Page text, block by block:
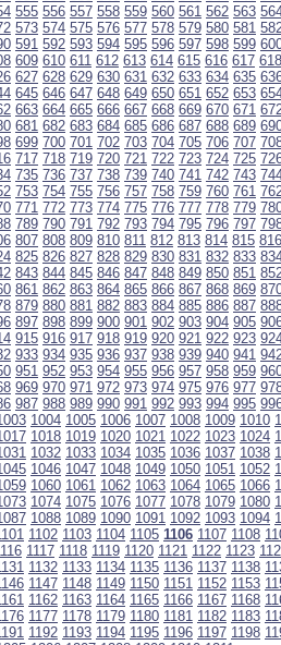
555 556 557 558 559 560 561 562 563
573 574 575 576 577 578 579 580 581
591 592 593 594 595 596 597 598 599
609 610 611 612 613 614 615 616 617 618
627 628 629 630 631 632 633 634 635
645 646 647 648 649 650 651 652 653
663 664 665 666 667 668 669 670 671
681 682 683 684 685 686 687 688 689
699 700 701 702 703 704 705 706 707
717 718 719 720 721 722 723 724 725
735 736 737 738 739 740 741 742 743
753 754 755 756 757 758 759 760 761
771 772 773 774 775 776 777 778 779
789 790 791 792 793 794 795 796 797
807 808 809 810 811 812 813 814 815 816
825 826 827 828 829 830 831 832 833
843 844 845 846 847 848 849 850 851
861 862 863 864 865 866 867 868 869
879 880 881 882 883 884 885 886 887
897 898 899 900 901 902 903 904 905
915 916 917 918 919 920 921 922 923
933 934 935 936 937 938 939 940 941
951 952 953 954 955 956 957 958 959
969 970 971 972 973 974 975 976 977
987 988 989 990 991 992 993 994 995
1004 1005 1006 1007 1008 1009 1010
1018 1019 1020 1021 1022 1023 1024
1032 1033 1034 1035 1036 1037 1038
1046 1047 1048 1049 1050 1051 1052
1060 1061 1062 1063 1064 1065 1066
1074 1075 1076 1077 1078 1079 1080
1088 1089 1090 1091 1092 1093 1094
1102 1103 1104 1105 1106 1107 1108
1117 1118 1119 1120 1121 1122 1123
1132 1133 1134 1135 1136 1137 1138
1147 1148 1149 1150 1151 1152 1153
1162 1163 1164 1165 1166 1167 1168
1177 1178 1179 1180 1181 1182 1183
1192 1193 1194 1195 1196 1197 1198